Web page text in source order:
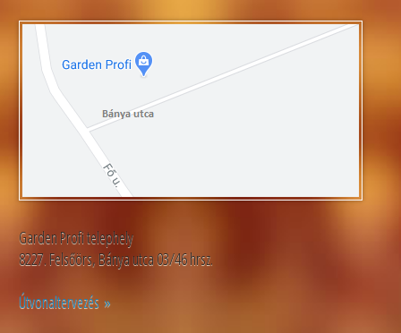
Garden Profi telephely
8227. Felsőörs, Bánya utca 03/46 hrsz.
Útvonaltervezés »